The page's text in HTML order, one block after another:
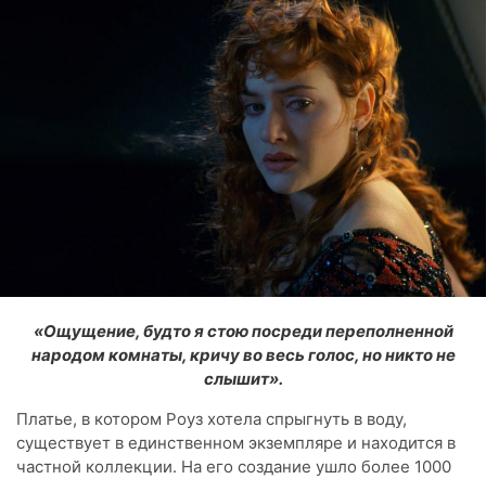
«Ощущение, будто я стою посреди переполненной
народом комнаты, кричу во весь голос, но никто не
слышит».
Платье, в котором Роуз хотела спрыгнуть в воду,
существует в единственном экземпляре и находится в
частной коллекции. На его создание ушло более 1000